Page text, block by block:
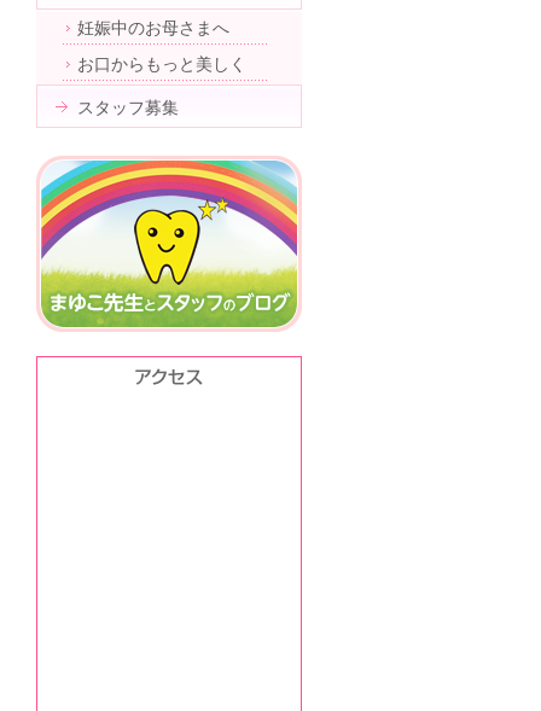
妊娠中のお母さまへ
お口からもっと美しく
スタッフ募集